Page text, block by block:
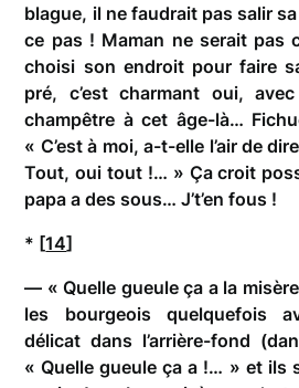
blague, il ne faudrait pas salir
ce pas ! Maman ne serait pas
choisi son endroit pour faire
pré, c’est charmant oui,
champêtre à cet âge-là…
« C’est à moi, a-t-elle l’air de
Tout, oui tout !… » Ça croit
papa a des sous… J’t’en fous !
* [14]
— « Quelle gueule ça a la
les bourgeois quelquefois
délicat dans l’arrière-fond
« Quelle gueule ça a !… » et ils